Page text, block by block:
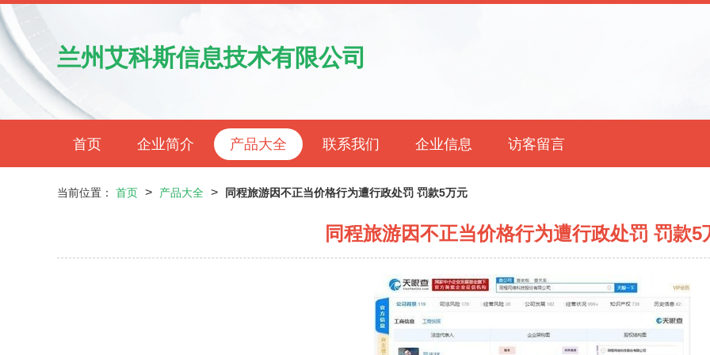
兰州艾科斯信息技术有限公司
首页 企业简介 产品大全 联系我们 企业信息 访客留言
当前位置： 首页 > 产品大全 > 同程旅游因不正当价格行为遭行政处罚 罚款5万元
同程旅游因不正当价格行为遭行政处罚 罚款5